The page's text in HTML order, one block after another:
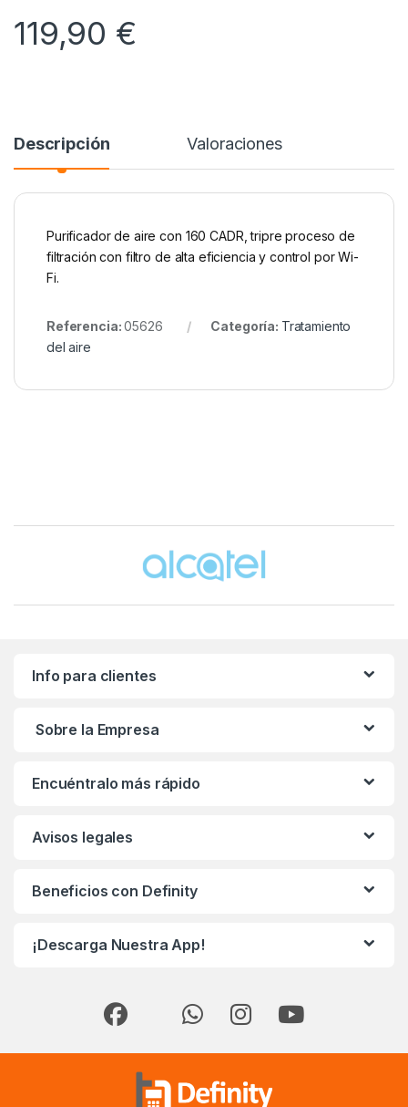
119,90 €
Descripción Valoraciones
Purificador de aire con 160 CADR, tripre proceso de
filtración con filtro de alta eficiencia y control por Wi-
Fi.
Referencia:05626 Categoría: Tratamiento
del aire
Info para clientes
Sobre la Empresa
Encuéntralo más rápido
Avisos legales
Beneficios con Definity
¡Descarga Nuestra App!